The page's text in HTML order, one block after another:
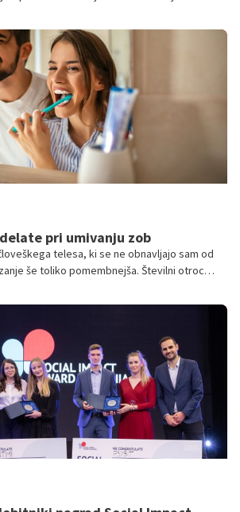
ki pazite na svoje zdravje, ste morda
izogibate glutenu. Med izjemno okusne in
sodijo testenine iz sladkega
dvoma navdušile tudi najbolj zahtevne
pri umivanju zob
telesa, ki se ne obnavljajo sam od
še toliko pomembnejša. Številni otroci
vam bo prihranila marsikatero
umivanju zob?